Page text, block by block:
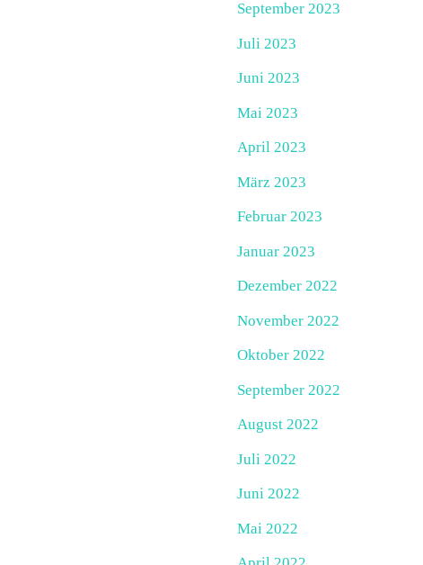
September 2023
Juli 2023
Juni 2023
Mai 2023
April 2023
März 2023
Februar 2023
Januar 2023
Dezember 2022
November 2022
Oktober 2022
September 2022
August 2022
Juli 2022
Juni 2022
Mai 2022